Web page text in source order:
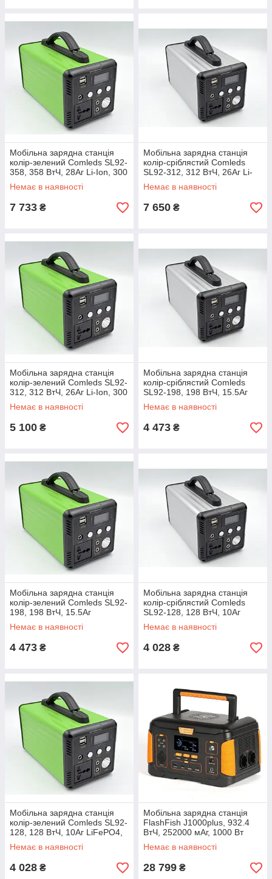
Мобільна зарядна станція
колір-зелений Comleds SL92-
358, 358 ВтЧ, 28Аг Li-Ion, 300
Вт (CLET600-SL92-358G)
Немає в наявності
7 733 ₴
Мобільна зарядна станція
колір-сріблястий Comleds
SL92-312, 312 ВтЧ, 26Аг Li-
Ion, 300 Вт (CLET600-SL92-
312S)
Немає в наявності
7 650 ₴
Мобільна зарядна станція
колір-зелений Comleds SL92-
312, 312 ВтЧ, 26Аг Li-Ion, 300
Вт (CLET600-SL92-312G)
Немає в наявності
5 100 ₴
Мобільна зарядна станція
колір-сріблястий Comleds
SL92-198, 198 ВтЧ, 15.5Аг
LiFePO4, 300 Вт (CLET600-
SL92-198S)
Немає в наявності
4 473 ₴
Мобільна зарядна станція
колір-зелений Comleds SL92-
198, 198 ВтЧ, 15.5Аг
LiFePO4, 300 Вт (CLET600-
SL92-198G)
Немає в наявності
4 473 ₴
Мобільна зарядна станція
колір-сріблястий Comleds
SL92-128, 128 ВтЧ, 10Аг
LiFePO4, 200 Вт (CLET400-
SL92-128S)
Немає в наявності
4 028 ₴
Мобільна зарядна станція
колір-зелений Comleds SL92-
128, 128 ВтЧ, 10Аг LiFePO4,
200 Вт (CLET400-SL92-128G)
Немає в наявності
4 028 ₴
Мобільна зарядна станція
FlashFish J1000plus, 932.4
ВтЧ, 252000 мАг, 1000 Вт
(PPS-2000-FFJ1000P)
Немає в наявності
28 799 ₴